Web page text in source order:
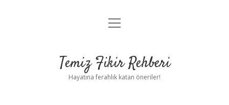
Anasayfa
Yasal Uyarı
menüyü
Temiz Fikir Rehberi
Hayatına ferahlık katan öneriler!